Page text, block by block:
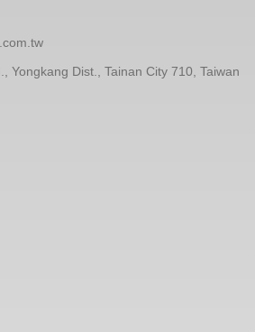
Yongkang Dist., Tainan City 710, Taiwan